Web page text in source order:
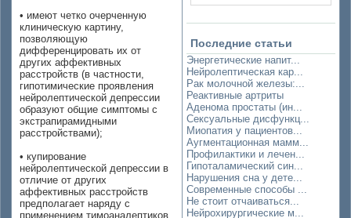
• имеют четко очерченную
клиническую картину,
позволяющую
дифференцировать их от
других аффективных
расстройств (в частности,
гипотимические проявления
нейролептической депрессии
образуют общие симптомы с
экстрапирамидными
расстройствами);
• купирование
нейролептической депрессии в
отличие от других
аффективных расстройств
предполагает наряду с
применением тимоаналептиков
Последние статьи
Энергетические напит...
Нейролептическая кар...
Рак молочной железы:...
Реактивные артриты
Аденома простаты (ин...
Сексуальные дисфункц...
Миопатия у пациентов...
Аугментационная мамм...
Профилактики и лечен...
Гипоталамический син...
Нарушения сна у дете...
Современные способы ...
Не стоит отчаиваться...
Нейрохирургические м...